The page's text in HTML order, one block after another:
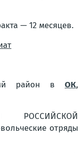
— 12 месяцев.
район в ОК,